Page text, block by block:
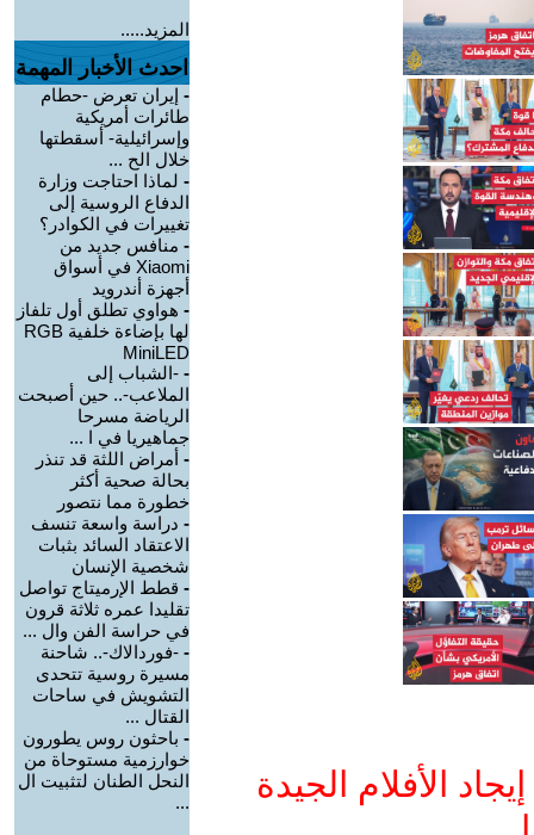
الأفلام الجيدة
المزيد.....
احدث الأخبار المهمة
- إيران تعرض -حطام
طائرات أمريكية
وإسرائيلية- أسقطتها
خلال الح ...
- لماذا احتاجت وزارة
الدفاع الروسية إلى
تغييرات في الكوادر؟
- منافس جديد من
Xiaomi في أسواق
أجهزة أندرويد
- هواوي تطلق أول تلفاز
لها بإضاءة خلفية RGB
MiniLED
- -الشباب إلى
الملاعب-.. حين أصبحت
الرياضة مسرحا
جماهيريا في ا ...
- أمراض اللثة قد تنذر
بحالة صحية أكثر
خطورة مما نتصور
- دراسة واسعة تنسف
الاعتقاد السائد بثبات
شخصية الإنسان
- قطط الإرميتاج تواصل
تقليدا عمره ثلاثة قرون
في حراسة الفن وال ...
- -فوردالاك-.. شاحنة
مسيرة روسية تتحدى
التشويش في ساحات
القتال ...
- باحثون روس يطورون
خوارزمية مستوحاة من
النحل الطنان لتثبيت ال
...